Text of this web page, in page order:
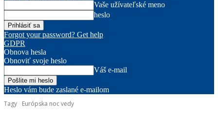
Vaše užívateľské meno
heslo
Forgot your password? Get help
GDPR
Obnova hesla
Obnoviť svoje heslo
Váš e-mail
Heslo vám bude zaslané e-mailom
Tagy
Európska noc vedy